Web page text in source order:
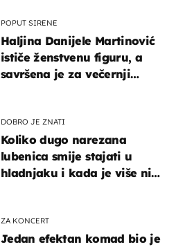
POPUT SIRENE
Haljina Danijele Martinović
ističe ženstvenu figuru, a
savršena je za večernji
DOBRO JE ZNATI
Koliko dugo narezana
lubenica smije stajati u
hladnjaku i kada je više nije
ZA KONCERT
Jedan efektan komad bio je